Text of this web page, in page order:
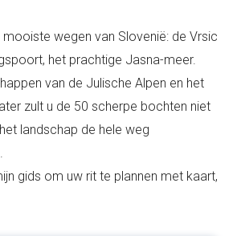
mooiste wegen van Slovenië: de Vrsic
het prachtige Jasna-meer.
van de Julische Alpen en het
zult u de 50 scherpe bochten niet
landschap de hele weg
gids om uw rit te plannen met kaart,